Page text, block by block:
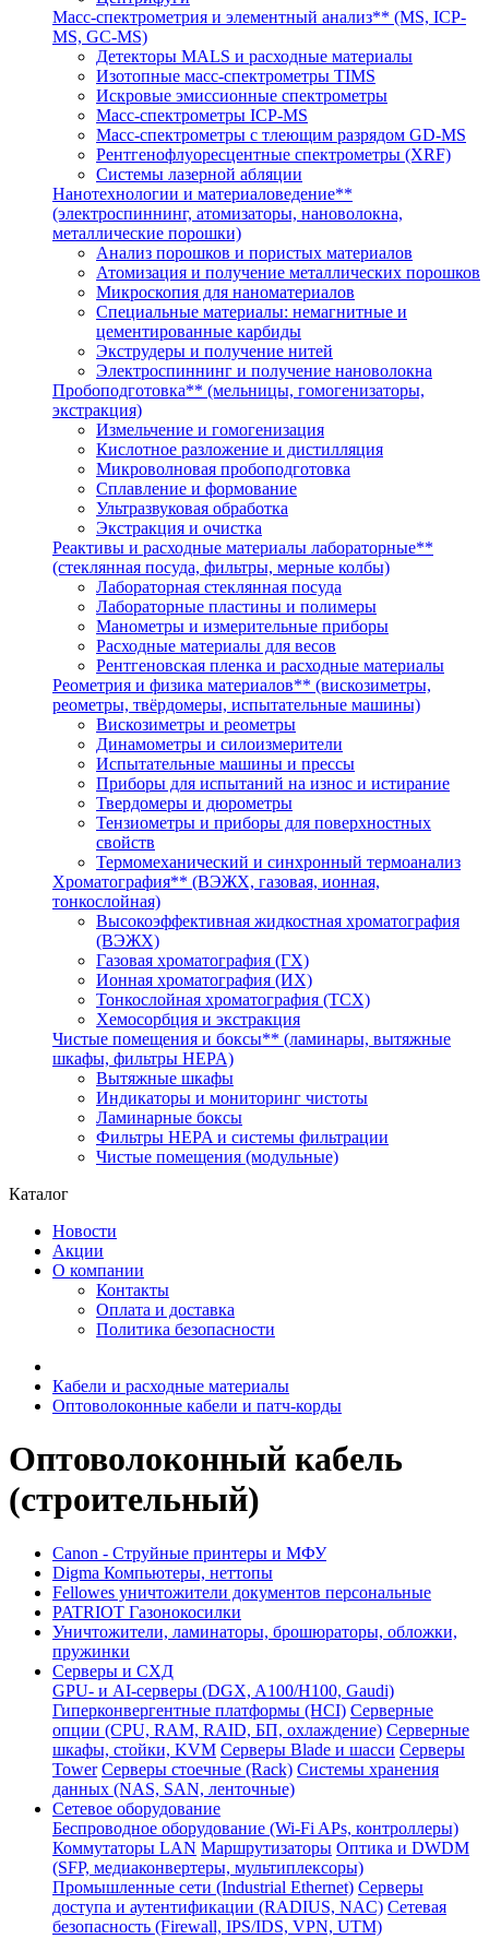
Масс-спектрометрия и элементный анализ** (MS, ICP-
MS, GC-MS)
Детекторы MALS и расходные материалы
Изотопные масс-спектрометры TIMS
Искровые эмиссионные спектрометры
Масс-спектрометры ICP-MS
Масс-спектрометры с тлеющим разрядом GD-MS
Рентгенофлуоресцентные спектрометры (XRF)
Системы лазерной абляции
Нанотехнологии и материаловедение**
(электроспиннинг, атомизаторы, нановолокна,
металлические порошки)
Анализ порошков и пористых материалов
Атомизация и получение металлических порошков
Микроскопия для наноматериалов
Специальные материалы: немагнитные и
цементированные карбиды
Экструдеры и получение нитей
Электроспиннинг и получение нановолокна
Пробоподготовка** (мельницы, гомогенизаторы,
экстракция)
Измельчение и гомогенизация
Кислотное разложение и дистилляция
Микроволновая пробоподготовка
Сплавление и формование
Ультразвуковая обработка
Экстракция и очистка
Реактивы и расходные материалы лабораторные**
(стеклянная посуда, фильтры, мерные колбы)
Лабораторная стеклянная посуда
Лабораторные пластины и полимеры
Манометры и измерительные приборы
Расходные материалы для весов
Рентгеновская пленка и расходные материалы
Реометрия и физика материалов** (вискозиметры,
реометры, твёрдомеры, испытательные машины)
Вискозиметры и реометры
Динамометры и силоизмерители
Испытательные машины и прессы
Приборы для испытаний на износ и истирание
Твердомеры и дюрометры
Тензиометры и приборы для поверхностных
свойств
Термомеханический и синхронный термоанализ
Хроматография** (ВЭЖХ, газовая, ионная,
тонкослойная)
Высокоэффективная жидкостная хроматография
(ВЭЖХ)
Газовая хроматография (ГХ)
Ионная хроматография (ИХ)
Тонкослойная хроматография (ТСХ)
Хемосорбция и экстракция
Чистые помещения и боксы** (ламинары, вытяжные
шкафы, фильтры HEPA)
Вытяжные шкафы
Индикаторы и мониторинг чистоты
Ламинарные боксы
Фильтры HEPA и системы фильтрации
Чистые помещения (модульные)
Каталог
Новости
Акции
О компании
Контакты
Оплата и доставка
Политика безопасности
Кабели и расходные материалы
Оптоволоконные кабели и патч-корды
Оптоволоконный кабель
(строительный)
Canon - Струйные принтеры и МФУ
Digma Компьютеры, неттопы
Fellowes уничтожители документов персональные
PATRIOT Газонокосилки
Уничтожители, ламинаторы, брошюраторы, обложки,
пружинки
Серверы и СХД
GPU- и AI-серверы (DGX, A100/H100, Gaudi)
Гиперконвергентные платформы (HCI) Серверные
опции (CPU, RAM, RAID, БП, охлаждение) Серверные
шкафы, стойки, KVM Серверы Blade и шасси Серверы
Tower Серверы стоечные (Rack) Системы хранения
данных (NAS, SAN, ленточные)
Сетевое оборудование
Беспроводное оборудование (Wi-Fi APs, контроллеры)
Коммутаторы LAN Маршрутизаторы Оптика и DWDM
(SFP, медиаконвертеры, мультиплексоры)
Промышленные сети (Industrial Ethernet) Серверы
доступа и аутентификации (RADIUS, NAC) Сетевая
безопасность (Firewall, IPS/IDS, VPN, UTM)